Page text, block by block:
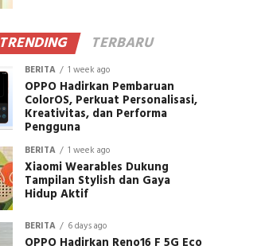
TRENDING TERBARU
BERITA 1 week ago
OPPO Hadirkan Pembaruan
ColorOS, Perkuat Personalisasi,
Kreativitas, dan Performa
Pengguna
BERITA 1 week ago
Xiaomi Wearables Dukung
Tampilan Stylish dan Gaya
Hidup Aktif
BERITA 6 days ago